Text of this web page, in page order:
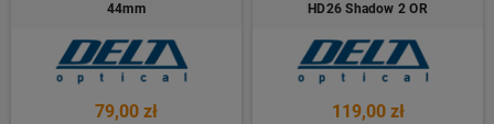
44mm
79,00 zł
HD26 Shadow 2 OR
119,00 zł